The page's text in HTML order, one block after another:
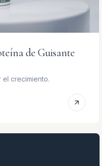
de Guisante
el crecimiento.